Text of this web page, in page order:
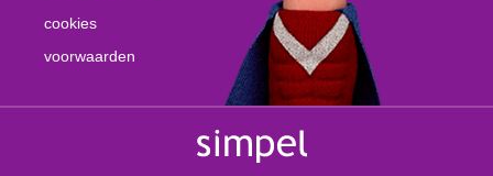
cookies
voorwaarden